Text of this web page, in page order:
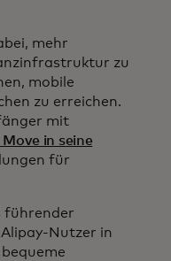
mehr
zu
mobile
zu erreichen.
mit
in seine
für
führender
Nutzer in